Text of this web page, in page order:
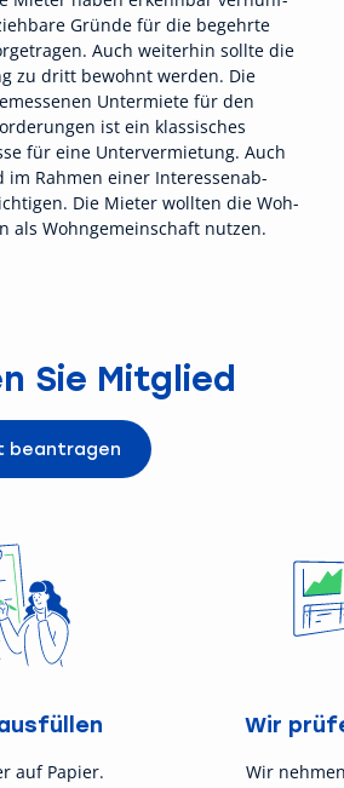
Gründe für die begehrte
Auch weiterhin sollte die
zu dritt bewohnt werden. Die
Unter­miete für den
ist ein klassi­sches
für eine Untervermietung. Auch
im Rahmen einer Interessenab­
Die Mieter wollten die Woh­
als Wohn­gemeinschaft nutzen.
Sie Mitglied
beantragen
auf Papier.
Wir
Wir